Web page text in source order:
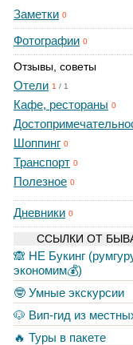
Заметки 0
Фотографии 0
Отзывы, советы
Отели 1 / 1
Кафе, рестораны 0
Шоппинг 0
Транспорт 0
Полезное 0
Дневники 0
ССЫЛКИ ОТ
🙈 НЕ Букинг
экономим💰)
🤓 Умные экскурсии
🐶 Вип-гид из
🔥 Туры в пакете